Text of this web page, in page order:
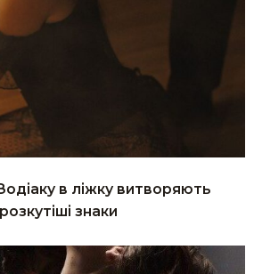
в ліжку витворяють
знаки